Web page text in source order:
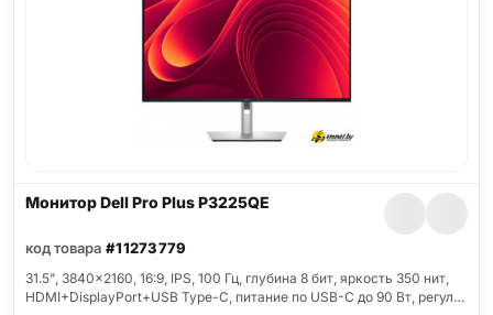
Монитор Dell Pro Plus P3225QE
код товара #11273779
31.5", 3840x2160, 16:9, IPS, 100 Гц, глубина 8 бит, яркость 350 нит,
HDMI+DisplayPort+USB Type-C, питание по USB-C до 90 Вт, регул…